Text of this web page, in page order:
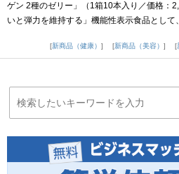
ゲン 2種のゼリー」（1箱10本入り／価格：
いと弾力を維持する」機能性表示食品とし
新商品（健康）
新商品（美容）